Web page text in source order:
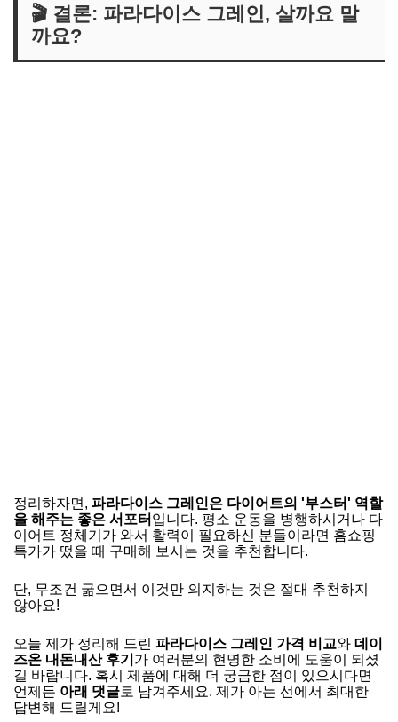
🎬 결론: 파라다이스 그레인, 살까요 말
까요?
정리하자면, 파라다이스 그레인은 다이어트의 '부스터' 역할
을 해주는 좋은 서포터 입니다. 평소 운동을 병행하시거나 다
이어트 정체기가 와서 활력이 필요하신 분들이라면 홈쇼핑
특가가 떴을 때 구매해 보시는 것을 추천합니다.
단, 무조건 굶으면서 이것만 의지하는 것은 절대 추천하지
않아요!
오늘 제가 정리해 드린 파라다이스 그레인 가격 비교와 데이
즈온 내돈내산 후기 가 여러분의 현명한 소비에 도움이 되셨
길 바랍니다. 혹시 제품에 대해 더 궁금한 점이 있으시다면
언제든 아래 댓글로 남겨주세요. 제가 아는 선에서 최대한
답변해 드릴게요!